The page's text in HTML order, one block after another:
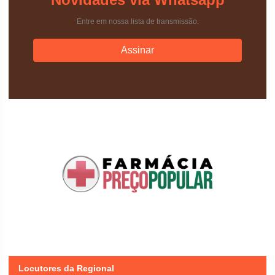
Entre em nossa lista de transmissão.
Assinar
Locutores da Regional